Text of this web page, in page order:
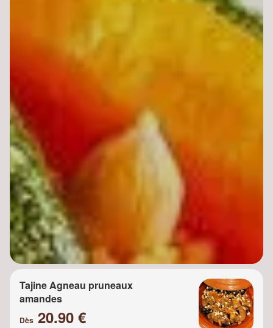
Tajine Agneau pruneaux
amandes
Dès 20.90 €